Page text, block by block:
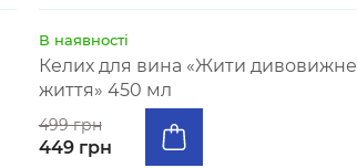
В наявності
Келих для вина «Жити дивовижне
життя» 450 мл
499 грн
449 грн